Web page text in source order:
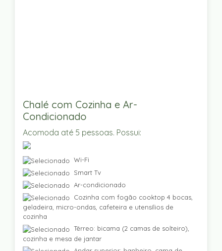
Chalé com Cozinha e Ar-
Condicionado
Acomoda até 5 pessoas. Possui:
Wi-Fi
Smart Tv
Ar-condicionado
Cozinha com fogão cooktop 4 bocas,
geladeira, micro-ondas, cafeteira e utensílios de
cozinha
Térreo: bicama (2 camas de solteiro),
cozinha e mesa de jantar